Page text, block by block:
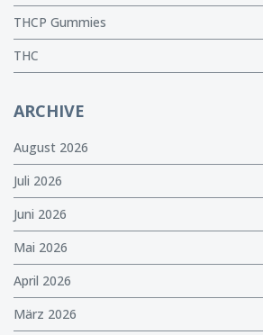
THCP Gummies
THC
ARCHIVE
August 2026
Juli 2026
Juni 2026
Mai 2026
April 2026
März 2026